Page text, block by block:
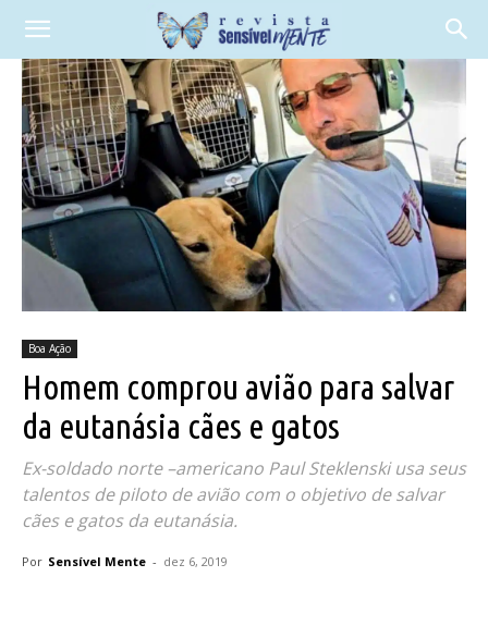
Boa Ação
Homem comprou avião para salvar
da eutanásia cães e gatos
Ex-soldado norte –americano Paul Steklenski usa seus
talentos de piloto de avião com o objetivo de salvar
cães e gatos da eutanásia.
Por Sensível Mente - dez 6, 2019